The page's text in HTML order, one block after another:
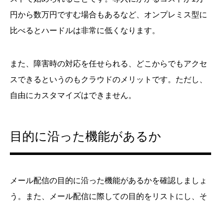
円から数万円ですむ場合もあるなど、オンプレミス型に
比べるとハードルは非常に低くなります。
また、障害時の対応を任せられる、どこからでもアクセ
スできるというのもクラウドのメリットです。ただし、
自由にカスタマイズはできません。
目的に沿った機能があるか
メール配信の目的に沿った機能があるかを確認しましょ
う。また、メール配信に際しての目的をリストにし、そ